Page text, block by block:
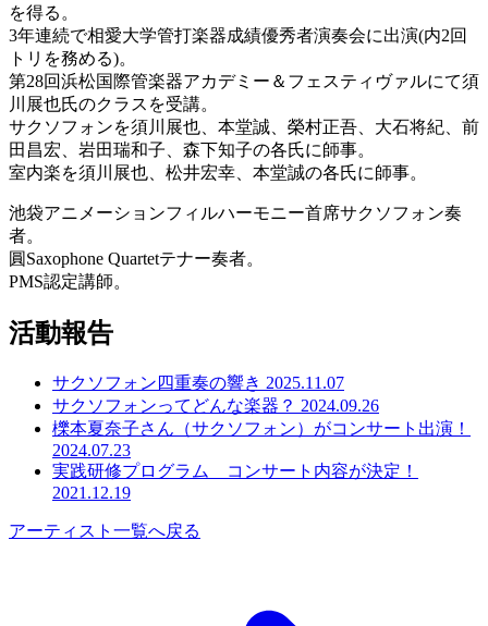
を得る。
3年連続で相愛大学管打楽器成績優秀者演奏会に出演(内2回
トリを務める)。
第28回浜松国際管楽器アカデミー＆フェスティヴァルにて須
川展也氏のクラスを受講。
サクソフォンを須川展也、本堂誠、榮村正吾、大石将紀、前
田昌宏、岩田瑞和子、森下知子の各氏に師事。
室内楽を須川展也、松井宏幸、本堂誠の各氏に師事。
池袋アニメーションフィルハーモニー首席サクソフォン奏
者。
圓Saxophone Quartetテナー奏者。
PMS認定講師。
活動報告
サクソフォン四重奏の響き 2025.11.07
サクソフォンってどんな楽器？ 2024.09.26
櫟本夏奈子さん（サクソフォン）がコンサート出演！
2024.07.23
実践研修プログラム コンサート内容が決定！
2021.12.19
アーティスト一覧へ戻る